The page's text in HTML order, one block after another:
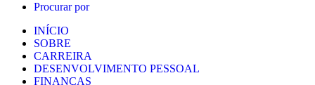
Procurar por
INÍCIO
SOBRE
CARREIRA
DESENVOLVIMENTO PESSOAL
FINANÇAS